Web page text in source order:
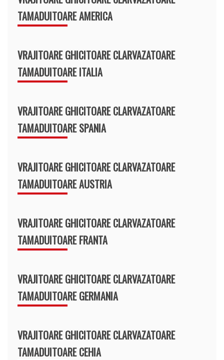
TAMADUITOARE AMERICA
VRAJITOARE GHICITOARE CLARVAZATOARE
TAMADUITOARE ITALIA
VRAJITOARE GHICITOARE CLARVAZATOARE
TAMADUITOARE SPANIA
VRAJITOARE GHICITOARE CLARVAZATOARE
TAMADUITOARE AUSTRIA
VRAJITOARE GHICITOARE CLARVAZATOARE
TAMADUITOARE FRANTA
VRAJITOARE GHICITOARE CLARVAZATOARE
TAMADUITOARE GERMANIA
VRAJITOARE GHICITOARE CLARVAZATOARE
TAMADUITOARE CEHIA